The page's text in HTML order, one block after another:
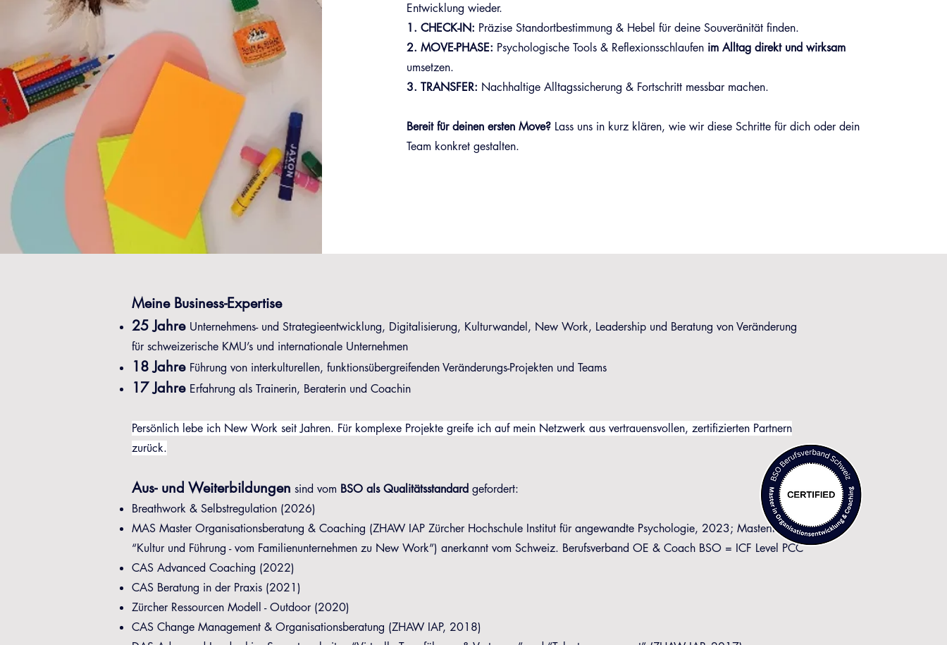
Entwicklung wieder.
1. CHECK-IN: Präzise Standortbestimmung & Hebel für deine Souveränität finden.
2. MOVE-PHASE: Psychologische Tools & Reflexionsschlaufen im Alltag direkt und wirksam
umsetzen.
3. TRANSFER: Nachhaltige Alltagssicherung & Fortschritt messbar machen.
Bereit für deinen ersten Move?Lass uns in kurz klären, wie wir diese Schritte für dich oder dein
Team konkret gestalten.
Meine Business-Expertise
25 Jahre Unternehmens- und Strategieentwicklung, Digitalisierung, Kulturwandel, New Work, Leadership und Beratung von Veränderung
für schweizerische KMU’s und internationale Unternehmen
18 Jahre Führung von interkulturellen, funktionsübergreifenden Veränderungs-Projekten und Teams
17 Jahre Erfahrung als Trainerin, Beraterin und Coachin
Persönlich lebe ich New Work seit Jahren. Für komplexe Projekte greife ich auf mein Netzwerk aus vertrauensvollen, zertifizierten Partnern
zurück.
Aus- und Weiterbildungen sind vom BSO als Qualitätsstandard gefordert:
Breathwork & Selbstregulation (2026)
MAS Master Organisationsberatung & Coaching (ZHAW IAP Zürcher Hochschule Institut für angewandte Psychologie, 2023; Masterthesis in
“Kultur und Führung - vom Familienunternehmen zu New Work”) anerkannt vom Schweiz. Berufsverband OE & Coach BSO = ICF Level PCC
CAS Advanced Coaching (2022)
CAS Beratung in der Praxis (2021)
Zürcher Ressourcen Modell - Outdoor (2020)
CAS Change Management & Organisationsberatung (ZHAW IAP, 2018)